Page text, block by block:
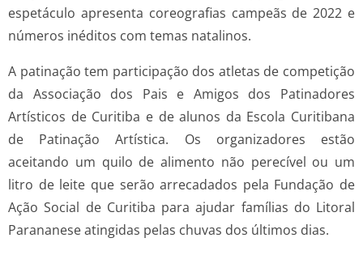
espetáculo apresenta coreografias campeãs de 2022 e
números inéditos com temas natalinos.
A patinação tem participação dos atletas de competição
da Associação dos Pais e Amigos dos Patinadores
Artísticos de Curitiba e de alunos da Escola Curitibana
de Patinação Artística. Os organizadores estão
aceitando um quilo de alimento não perecível ou um
litro de leite que serão arrecadados pela Fundação de
Ação Social de Curitiba para ajudar famílias do Litoral
Parananese atingidas pelas chuvas dos últimos dias.